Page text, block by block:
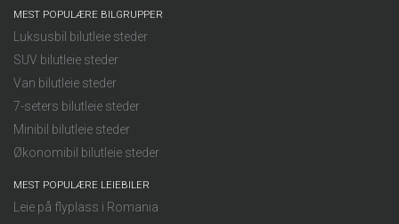
MEST POPULÆRE BILGRUPPER
Luksusbil bilutleie steder
SUV bilutleie steder
Van bilutleie steder
7-seters bilutleie steder
Minibil bilutleie steder
Økonomibil bilutleie steder
MEST POPULÆRE LEIEBILER
Leie på flyplass i Romania